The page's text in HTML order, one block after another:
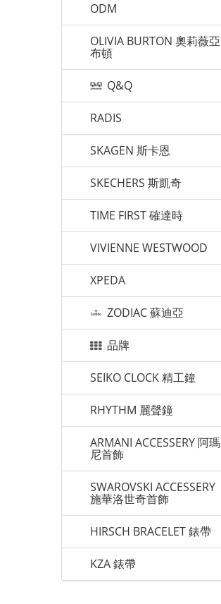
ODM
OLIVIA BURTON 奧莉薇亞
布頓
Q&Q
RADIS
SKAGEN 斯卡恩
SKECHERS 斯凱奇
TIME FIRST 確達時
VIVIENNE WESTWOOD
XPEDA
ZODIAC 蘇迪亞
品牌
SEIKO CLOCK 精工鐘
RHYTHM 麗聲鐘
ARMANI ACCESSERY 阿瑪
尼首飾
SWAROVSKI ACCESSERY
施華洛世奇首飾
HIRSCH BRACELET 錶帶
KZA 錶帶